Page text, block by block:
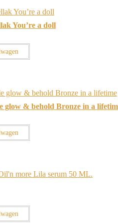
You’re a doll
glow & behold Bronze in a